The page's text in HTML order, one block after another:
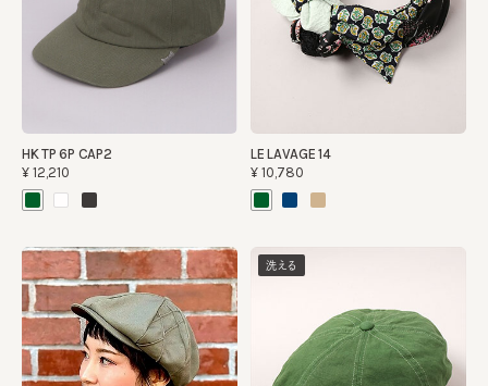
HK TP 6P CAP2
¥12,210
LE LAVAGE 14
¥10,780
洗える